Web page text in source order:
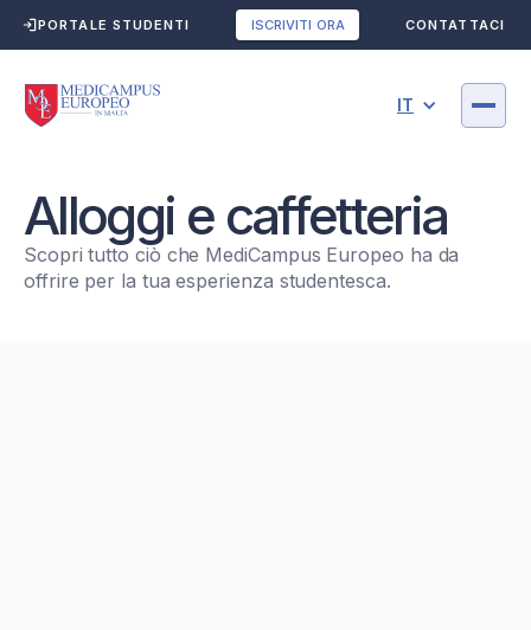
PORTALE STUDENTI ISCRIVITI ORA CONTATTACI
IT
Alloggi e caffetteria
Scopri tutto ciò che MediCampus Europeo ha da
offrire per la tua esperienza studentesca.